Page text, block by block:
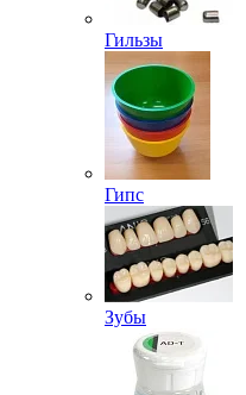
Гильзы
Гипс
Зубы